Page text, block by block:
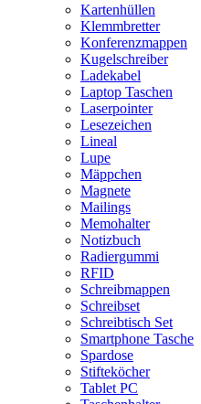
Kartenhüllen
Klemmbretter
Konferenzmappen
Kugelschreiber
Ladekabel
Laptop Taschen
Laserpointer
Lesezeichen
Lineal
Lupe
Mäppchen
Magnete
Mailings
Memohalter
Notizbuch
Radiergummi
RFID
Schreibmappen
Schreibset
Schreibtisch Set
Smartphone Tasche
Spardose
Stifteköcher
Tablet PC